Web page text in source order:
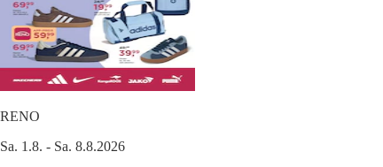
RENO
Sa. 1.8. - Sa. 8.8.2026